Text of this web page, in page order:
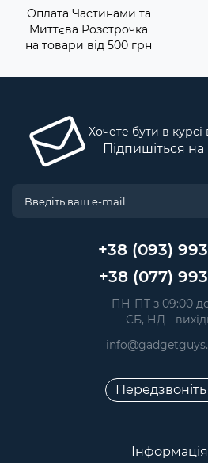
Оплата Частинами та
Миттєва Розстрочка
на товари від 500 грн
Хочете бути в курсі
Підпишіться
+38 (093)
+38 (077)
ПН-ПТ з 09:00
СБ, НД -
Інформація